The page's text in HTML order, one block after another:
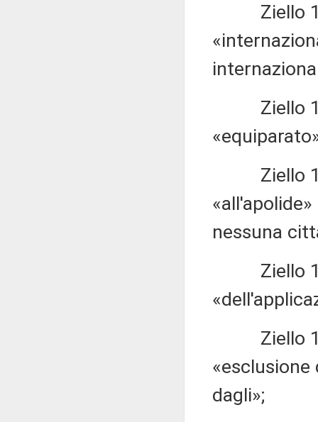
Ziello
Ziello
Ziello
nessuna
Ziello
Ziello
«esclusione
dagli»;